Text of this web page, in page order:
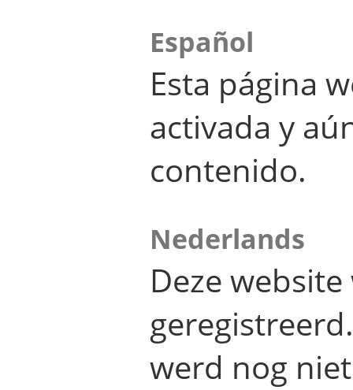
Español
Esta página
activada y
contenido.
Nederlands
Deze
werd nog